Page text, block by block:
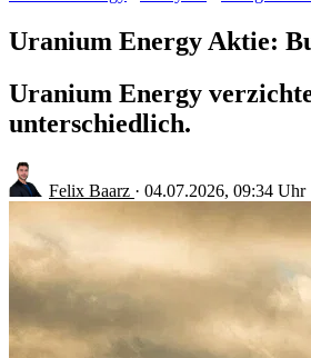
Uranium Energy Aktie:
Uranium Energy
unterschiedlich.
Felix Baarz · 04.07.2026, 09:34 Uhr